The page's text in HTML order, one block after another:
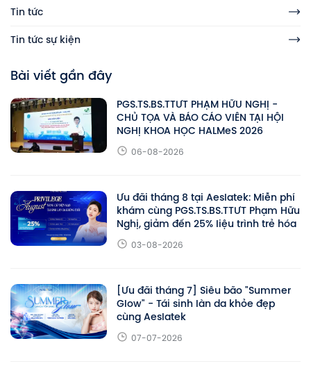
Tin tức
Tin tức sự kiện
Bài viết gần đây
PGS.TS.BS.TTƯT PHẠM HỮU NGHỊ -
CHỦ TỌA VÀ BÁO CÁO VIÊN TẠI HỘI
NGHỊ KHOA HỌC HALMeS 2026
06-08-2026
Ưu đãi tháng 8 tại Aeslatek: Miễn phí
khám cùng PGS.TS.BS.TTƯT Phạm Hữu
Nghị, giảm đến 25% liệu trình trẻ hóa
03-08-2026
[Ưu đãi tháng 7] Siêu bão "Summer
Glow" - Tái sinh làn da khỏe đẹp
cùng Aeslatek
07-07-2026